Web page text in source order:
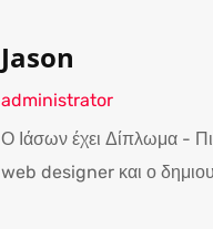
Jason
administrator
Ο Ιάσων έχει Δίπλωμα -
web designer και ο